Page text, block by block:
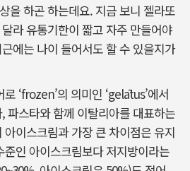
을 하곤 하는데요. 지금 보니 젤라또
라 유통기한이 짧고 자주 만들어야
에는 나이 들어서도 할 수 있을지가
‘frozen’의 의미인 ‘gelātus’에서
파스타와 함께 이탈리아를 대표하는
이스크림과 가장 큰 차이점은 유지
인 아이스크림보다 저지방이라는